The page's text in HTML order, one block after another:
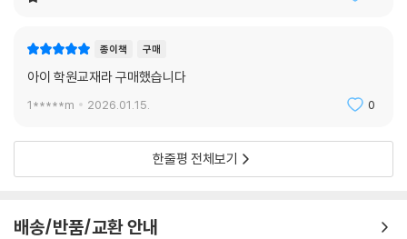
종이책 구매
아이 학원교재라 구매했습니다
1*****m 2026.01.15. 0
한줄평 전체보기
배송/반품/교환 안내